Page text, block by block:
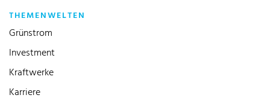
THEMENWELTEN
Grünstrom
Investment
Kraftwerke
Karriere